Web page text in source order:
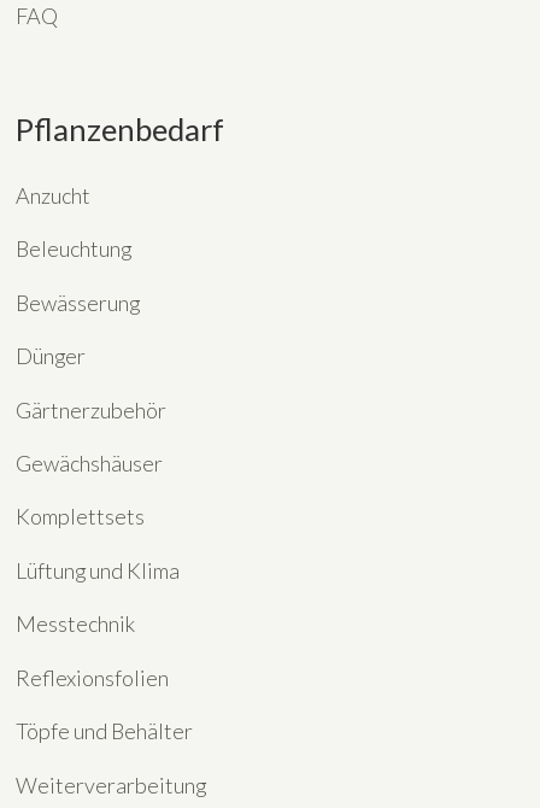
FAQ
Pflanzenbedarf
Anzucht
Beleuchtung
Bewässerung
Dünger
Gärtnerzubehör
Gewächshäuser
Komplettsets
Lüftung und Klima
Messtechnik
Reflexionsfolien
Töpfe und Behälter
Weiterverarbeitung